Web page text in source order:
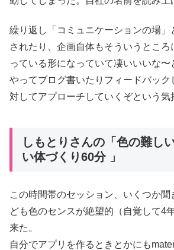
繰り返し「コミュニケーションの場」
されたり、企画自体もそういうところ
っている形になっていて凄いいいな〜
やってブログ書いたりフィードバック
対してアプローチしていくぞという気
しもとりさんの「色の難し
い体づくり60分 」
この時間帯のセッション、いくつか
ども色のセンスが絶望的（自覚して4
来た。
自分でアプリを作るときとかにも